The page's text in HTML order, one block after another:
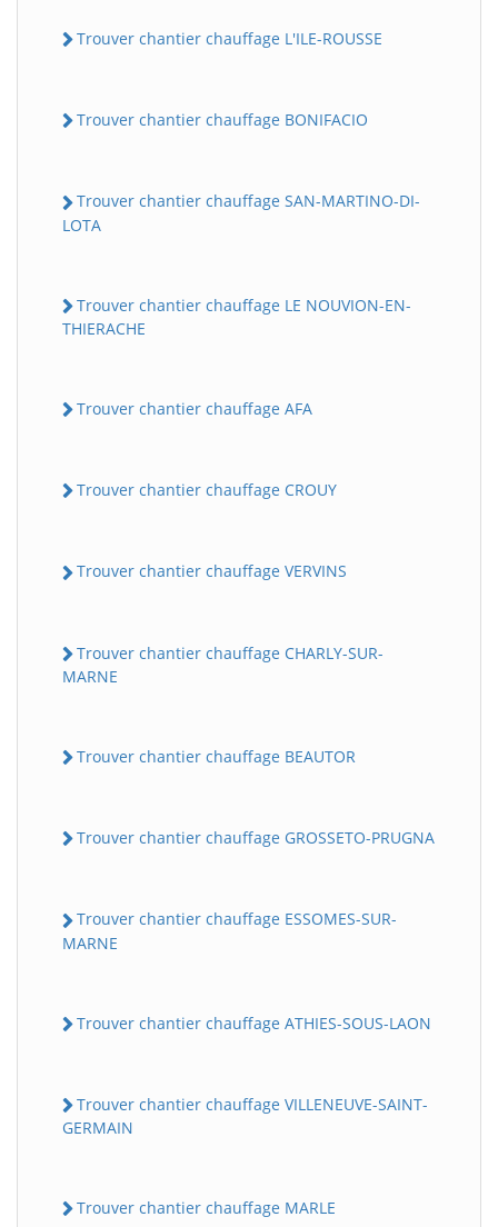
Trouver chantier chauffage L'ILE-ROUSSE
Trouver chantier chauffage BONIFACIO
Trouver chantier chauffage SAN-MARTINO-DI-
LOTA
Trouver chantier chauffage LE NOUVION-EN-
THIERACHE
Trouver chantier chauffage AFA
Trouver chantier chauffage CROUY
Trouver chantier chauffage VERVINS
Trouver chantier chauffage CHARLY-SUR-
MARNE
Trouver chantier chauffage BEAUTOR
Trouver chantier chauffage GROSSETO-PRUGNA
Trouver chantier chauffage ESSOMES-SUR-
MARNE
Trouver chantier chauffage ATHIES-SOUS-LAON
Trouver chantier chauffage VILLENEUVE-SAINT-
GERMAIN
Trouver chantier chauffage MARLE